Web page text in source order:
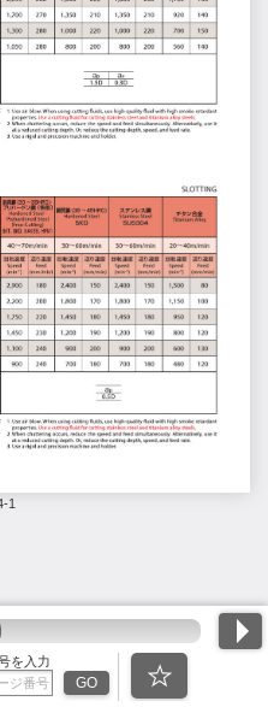
1
を入力
GO